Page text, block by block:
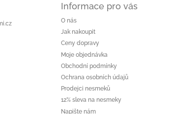
Informace pro vás
O nás
Jak nakoupit
Ceny dopravy
Moje objednávka
Obchodní podmínky
Ochrana osobních údajů
Prodejci nesmeků
12% sleva na nesmeky
Napište nám